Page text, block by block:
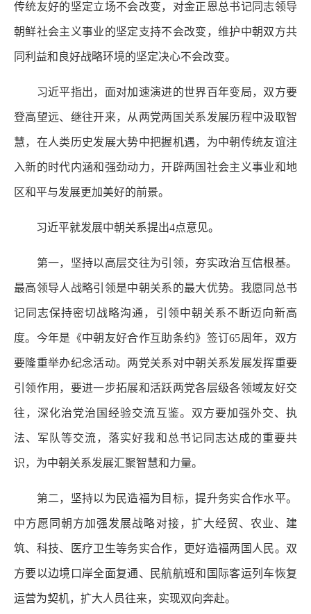
传统友好的坚定立场不会改变，对金正恩总书记同志领导
朝鲜社会主义事业的坚定支持不会改变，维护中朝双方共
同利益和良好战略环境的坚定决心不会改变。
习近平指出，面对加速演进的世界百年变局，双方要
登高望远、继往开来，从两党两国关系发展历程中汲取智
慧，在人类历史发展大势中把握机遇，为中朝传统友谊注
入新的时代内涵和强劲动力，开辟两国社会主义事业和地
区和平与发展更加美好的前景。
习近平就发展中朝关系提出4点意见。
第一，坚持以高层交往为引领，夯实政治互信根基。
最高领导人战略引领是中朝关系的最大优势。我愿同总书
记同志保持密切战略沟通，引领中朝关系不断迈向新高
度。今年是《中朝友好合作互助条约》签订65周年，双方
要隆重举办纪念活动。两党关系对中朝关系发展发挥重要
引领作用，要进一步拓展和活跃两党各层级各领域友好交
往，深化治党治国经验交流互鉴。双方要加强外交、执
法、军队等交流，落实好我和总书记同志达成的重要共
识，为中朝关系发展汇聚智慧和力量。
第二，坚持以为民造福为目标，提升务实合作水平。
中方愿同朝方加强发展战略对接，扩大经贸、农业、建
筑、科技、医疗卫生等务实合作，更好造福两国人民。双
方要以边境口岸全面复通、民航航班和国际客运列车恢复
运营为契机，扩大人员往来，实现双向奔赴。